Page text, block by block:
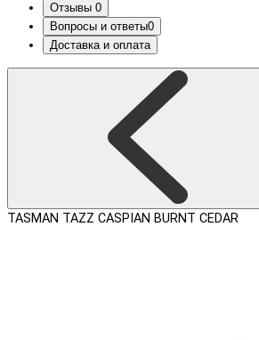
Отзывы 0
Вопросы и ответы0
Доставка и оплата
TASMAN TAZZ CASPIAN BURNT CEDAR